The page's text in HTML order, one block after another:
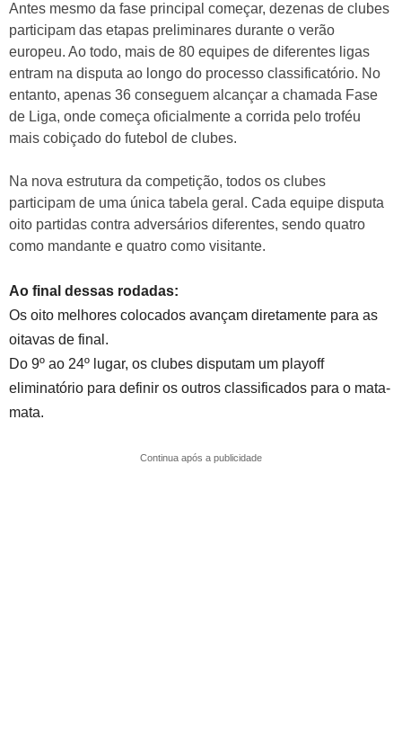
Antes mesmo da fase principal começar, dezenas de clubes
participam das etapas preliminares durante o verão
europeu. Ao todo, mais de 80 equipes de diferentes ligas
entram na disputa ao longo do processo classificatório. No
entanto, apenas 36 conseguem alcançar a chamada Fase
de Liga, onde começa oficialmente a corrida pelo troféu
mais cobiçado do futebol de clubes.
Na nova estrutura da competição, todos os clubes
participam de uma única tabela geral. Cada equipe disputa
oito partidas contra adversários diferentes, sendo quatro
como mandante e quatro como visitante.
Ao final dessas rodadas:
Os oito melhores colocados avançam diretamente para as
oitavas de final.
Do 9º ao 24º lugar, os clubes disputam um playoff
eliminatório para definir os outros classificados para o mata-
mata.
Continua após a publicidade